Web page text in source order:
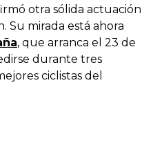
otra sólida actuación
Su mirada está ahora
, que arranca el 23 de
durante tres
ciclistas del